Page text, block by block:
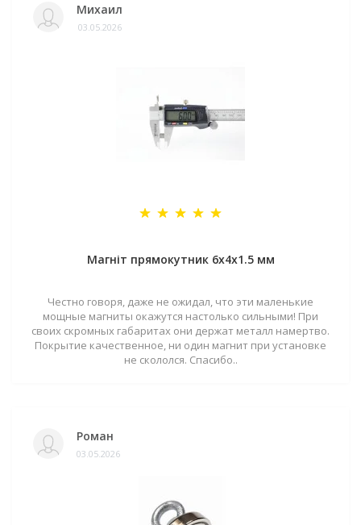
Михаил
03.05.2026
Магніт прямокутник 6х4х1.5 мм
Честно говоря, даже не ожидал, что эти маленькие
мощные магниты окажутся настолько сильными! При
своих скромных габаритах они держат металл намертво.
Покрытие качественное, ни один магнит при установке
не скололся. Спасибо..
Роман
03.05.2026